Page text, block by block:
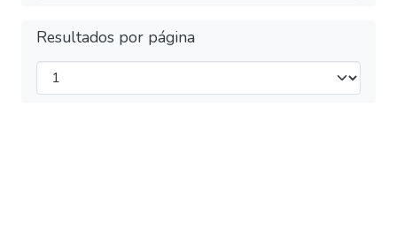
Resultados por página